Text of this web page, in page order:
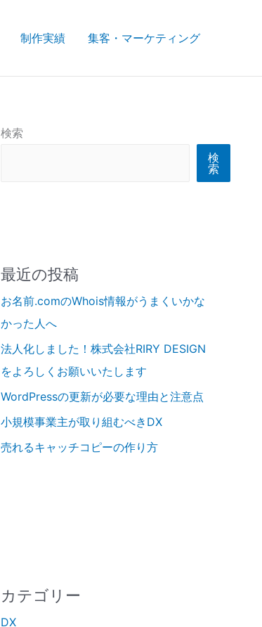
制作実績 集客・マーケティング
検索
検
索
最近の投稿
お名前.comのWhois情報がうまくいかな
かった人へ
法人化しました！株式会社RIRY DESIGN
をよろしくお願いいたします
WordPressの更新が必要な理由と注意点
小規模事業主が取り組むべきDX
売れるキャッチコピーの作り方
カテゴリー
DX